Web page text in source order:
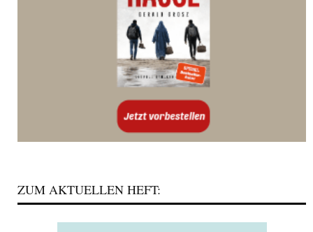
ZUM AKTUELLEN HEFT: